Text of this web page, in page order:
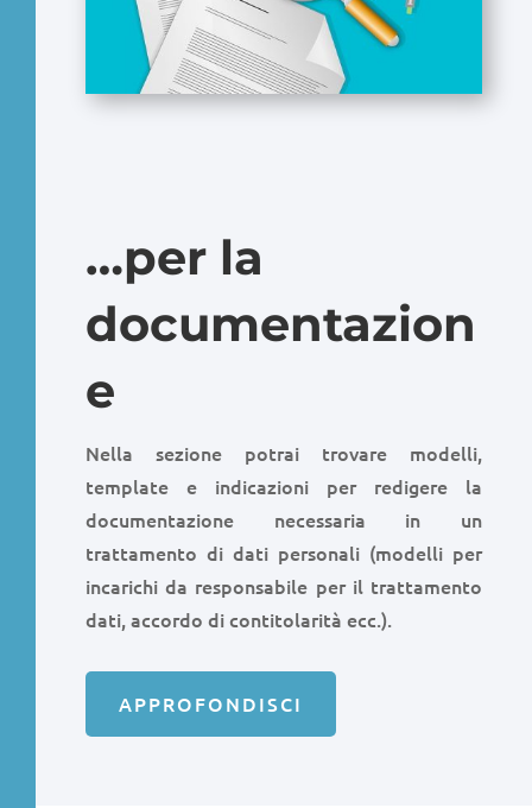
…per la
documentazion
e
Nella sezione potrai trovare modelli,
template e indicazioni per redigere la
documentazione necessaria in un
trattamento di dati personali (modelli per
incarichi da responsabile per il trattamento
dati, accordo di contitolarità ecc.).
APPROFONDISCI